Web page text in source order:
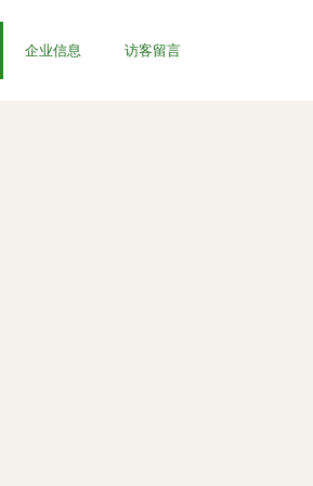
企业信息 访客留言